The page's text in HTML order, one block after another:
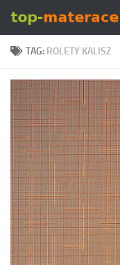
Skip to content
TAG: ROLETY KALISZ